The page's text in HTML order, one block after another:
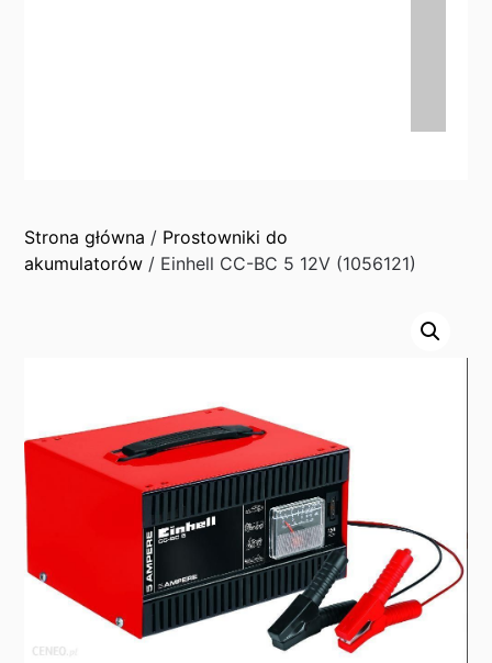
Strona główna / Prostowniki do
akumulatorów / Einhell CC-BC 5 12V (1056121)